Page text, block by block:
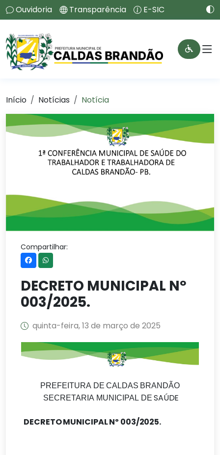
Ouvidoria Transparência E-SIC
Início Notícias Notícia
Compartilhar:
DECRETO MUNICIPAL Nº
003/2025.
quinta-feira, 13 de março de 2025
PREFEITURA DE CALDAS BRANDÃO
SECRETARIA MUNICIPAL DE SAÚDE
DECRETOMUNICIPALNº 003/2025.